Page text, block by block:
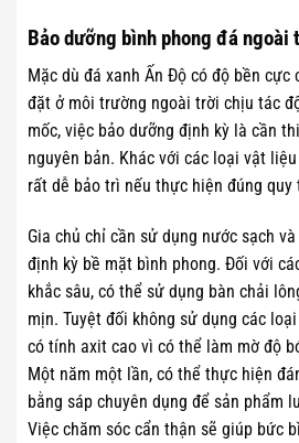
Bảo dưỡng bình phong đá
Mặc dù đá xanh Ấn Độ có độ bền cực
đặt ở môi trường ngoài trời chịu tác
mốc, việc bảo dưỡng định kỳ là cần
nguyên bản. Khác với các loại vật
rất dễ bảo trì nếu thực hiện đúng quy
Gia chủ chỉ cần sử dụng nước sạch
định kỳ bề mặt bình phong. Đối với
khắc sâu, có thể sử dụng bàn chải
mịn. Tuyệt đối không sử dụng các
có tính axit cao vì có thể làm mờ độ
Một năm một lần, có thể thực hiện
bằng sáp chuyên dụng để sản phẩm
Việc chăm sóc cẩn thận sẽ giúp bức